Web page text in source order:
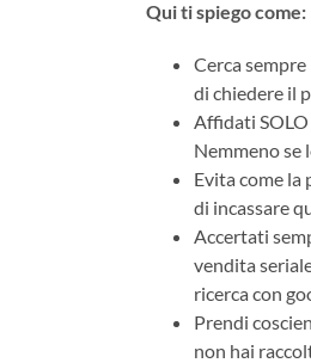
Qui ti spiego come:
Cerca
di chiedere il
Affidati SOLO
Nemmeno se
Evita come la
di incassare
Accertati
vendita
ricerca con
Prendi
non hai